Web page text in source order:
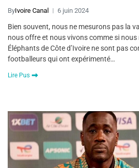
ByIvoire Canal 6 juin 2024
Bien souvent, nous ne mesurons pas la
nous offre et nous vivons comme si nous
Éléphants de Côte d’Ivoire ne sont pas
footballeurs qui ont expérimenté…
Lire Pus